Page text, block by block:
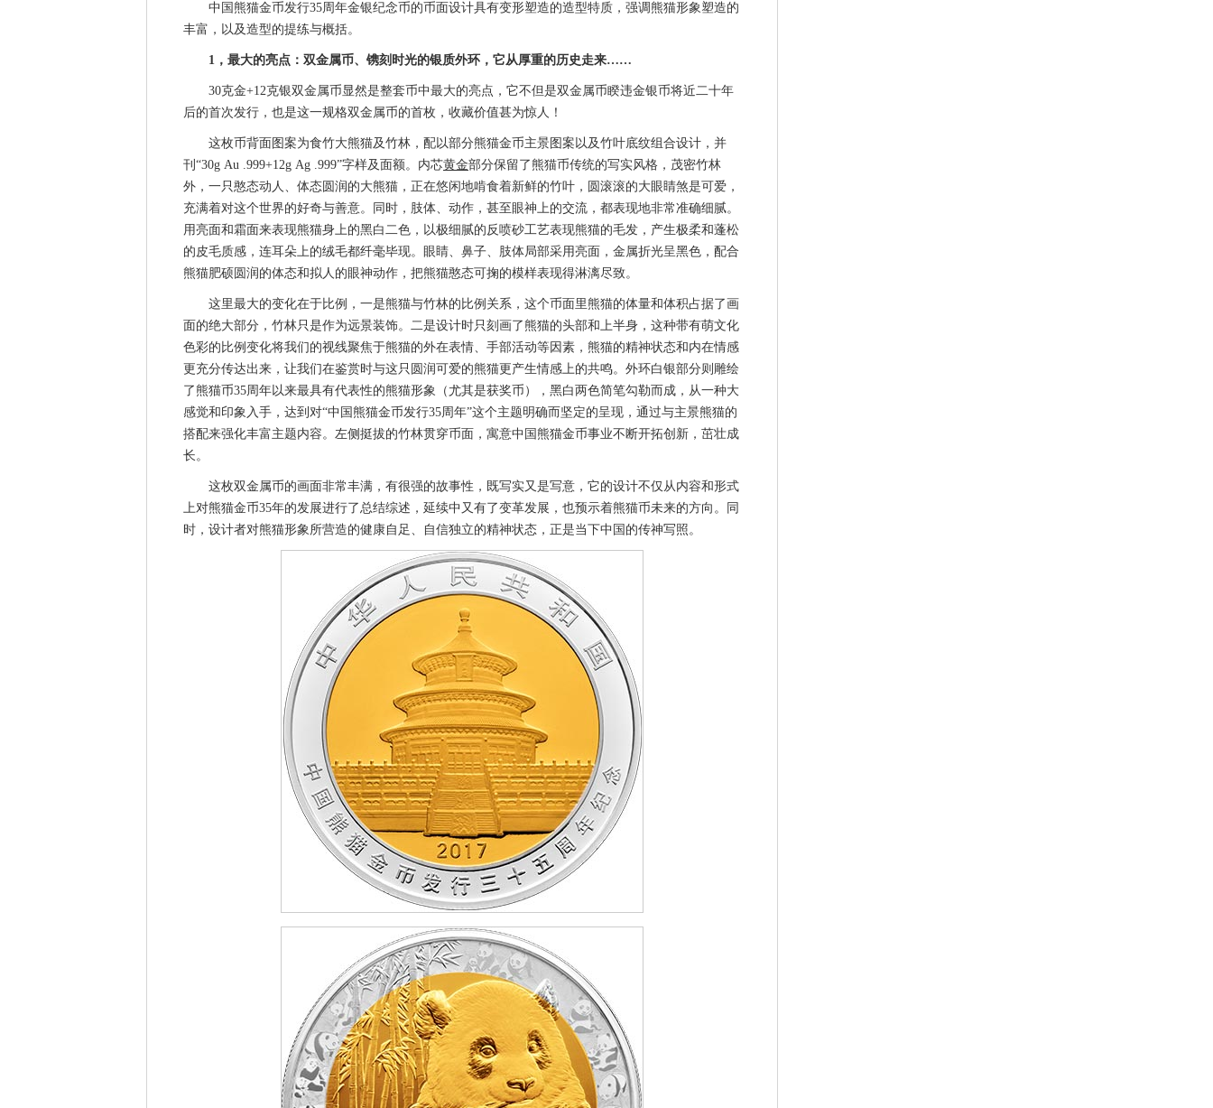
中国熊猫金币发行35周年金银纪念币的币面设计具有变形塑造的造型特质，强调熊猫形象塑造的
丰富，以及造型的提练与概括。
1，最大的亮点：双金属币、镌刻时光的银质外环，它从厚重的历史走来……
30克金+12克银双金属币显然是整套币中最大的亮点，它不但是双金属币睽违金银币将近二十年
后的首次发行，也是这一规格双金属币的首枚，收藏价值甚为惊人！
这枚币背面图案为食竹大熊猫及竹林，配以部分熊猫金币主景图案以及竹叶底纹组合设计，并
刊“30g Au .999+12g Ag .999”字样及面额。内芯黄金部分保留了熊猫币传统的写实风格，茂密竹林
外，一只憨态动人、体态圆润的大熊猫，正在悠闲地啃食着新鲜的竹叶，圆滚滚的大眼睛煞是可爱，
充满着对这个世界的好奇与善意。同时，肢体、动作，甚至眼神上的交流，都表现地非常准确细腻。
用亮面和霜面来表现熊猫身上的黑白二色，以极细腻的反喷砂工艺表现熊猫的毛发，产生极柔和蓬松
的皮毛质感，连耳朵上的绒毛都纤毫毕现。眼睛、鼻子、肢体局部采用亮面，金属折光呈黑色，配合
熊猫肥硕圆润的体态和拟人的眼神动作，把熊猫憨态可掬的模样表现得淋漓尽致。
这里最大的变化在于比例，一是熊猫与竹林的比例关系，这个币面里熊猫的体量和体积占据了画
面的绝大部分，竹林只是作为远景装饰。二是设计时只刻画了熊猫的头部和上半身，这种带有萌文化
色彩的比例变化将我们的视线聚焦于熊猫的外在表情、手部活动等因素，熊猫的精神状态和内在情感
更充分传达出来，让我们在鉴赏时与这只圆润可爱的熊猫更产生情感上的共鸣。外环白银部分则雕绘
了熊猫币35周年以来最具有代表性的熊猫形象（尤其是获奖币），黑白两色简笔勾勒而成，从一种大
感觉和印象入手，达到对“中国熊猫金币发行35周年”这个主题明确而坚定的呈现，通过与主景熊猫的
搭配来强化丰富主题内容。左侧挺拔的竹林贯穿币面，寓意中国熊猫金币事业不断开拓创新，茁壮成
长。
这枚双金属币的画面非常丰满，有很强的故事性，既写实又是写意，它的设计不仅从内容和形式
上对熊猫金币35年的发展进行了总结综述，延续中又有了变革发展，也预示着熊猫币未来的方向。同
时，设计者对熊猫形象所营造的健康自足、自信独立的精神状态，正是当下中国的传神写照。